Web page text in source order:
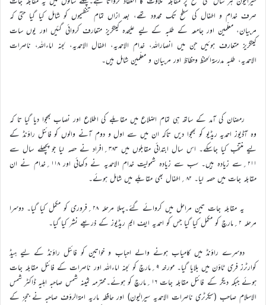
صرف خدام و اطفال کی سطح تک محدود تھے، بعد ازاں تمام تنظیموں کو شامل کیا گیا حتیٰ کہ
مربیان، معلّمین اور جامعہ کے طلبہ کے لیے علیحدہ کیٹگریز متعارف کروائی گئیں اور یوں سات
کیٹگریز متعارف ہوئیں جن میں انصاراللہ، خدام الاحمدیہ، اطفال الاحمدیہ، لجنہ اماءاللہ، ناصرات
الاحمدیہ، طلبہ مدرسۃالحفظ وحظاظ اور مربیان و معلّمین شامل ہیں۔
رمضان کی آمد کے ساتھ ہی تمام اضلاع میں مقابلے کی اطلاع اور نصاب بھجوا دیا گیا تا کہ
وہ آڈیوز احمدیہ ریڈیو کو بھجوا دیں تاکہ ان میں سے اول و دوم آنے والوں کو فائنل راؤنڈ کے
لیے منتخب کیا جاسکے۔ اس سال ابتدائی مقابلوں میں ۳۸۳؍افراد نے حصہ لیا جو پچھلے سال سے
۲۱۱؍سے زیادہ ہیں۔ سب سے زیادہ شمولیت خدام الاحمدیہ نے دکھائی اور ۱۱۸؍خدام نے ان
مقابلہ جات میں حصہ لیا۔ ۸۲؍اطفال بھی مقابلے میں شامل ہوئے۔
یہ مقابلہ جات تین مراحل میں کروائے گئے۔پہلا مرحلہ ۲۸؍فروری کو مکمل کیا گیا۔ دوسرا
مرحلہ ۲؍مارچ کو مکمل کیا گیا جس کو احمدیہ ایف ایم ریڈیوز کے ذریعے نشر کیا گیا۔
دوسرے راؤنڈ میں کامیاب ہونے والے احباب و خواتین کو فائنل راؤنڈ کے لیے ہیڈ
کوارٹرز فری ٹاؤن میں بلایا گیا۔ مورخہ ۹؍مارچ کو لجنہ اماءاللہ اور ناصرات کے فائنل مقابلہ جات
ہوئے جبکہ دیگر کے فائنل مقابلہ جات ۱۶؍مارچ کو ہوئے۔محترمہ ثمینہ شمس صاحبہ اہلیہ ڈاکٹر شمس
الاسلام صاحب (سیکرٹری ناصرات الاحمدیہ سیرالیون) اور حافظہ ماریہ امۃالرؤف صاحبہ نے ججز کے